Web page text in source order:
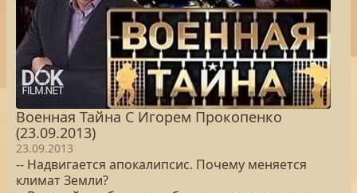
Военная Тайна С Игорем Прокопенко
(23.09.2013)
23.09.2013
-- Надвигается апокалипсис. Почему меняется
климат Земли?